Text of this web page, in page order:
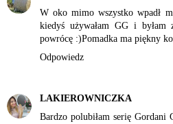
W oko mimo wszystko wpadł
kiedyś używałam GG i byłam
powrócę :)Pomadka ma piękny
Odpowiedz
LAKIEROWNICZKA
Bardzo polubiłam serię